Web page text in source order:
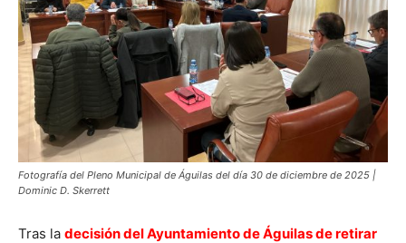
Fotografía del Pleno Municipal de Águilas del día 30 de diciembre de 2025 |
Dominic D. Skerrett
Tras la decisión del Ayuntamiento de Águilas de retirar